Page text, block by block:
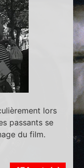
lors
passants se
du film.